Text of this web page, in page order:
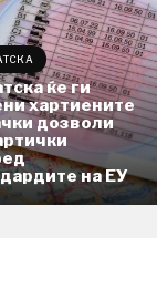
ќе ги
хартиените
дозволи
на ЕУ